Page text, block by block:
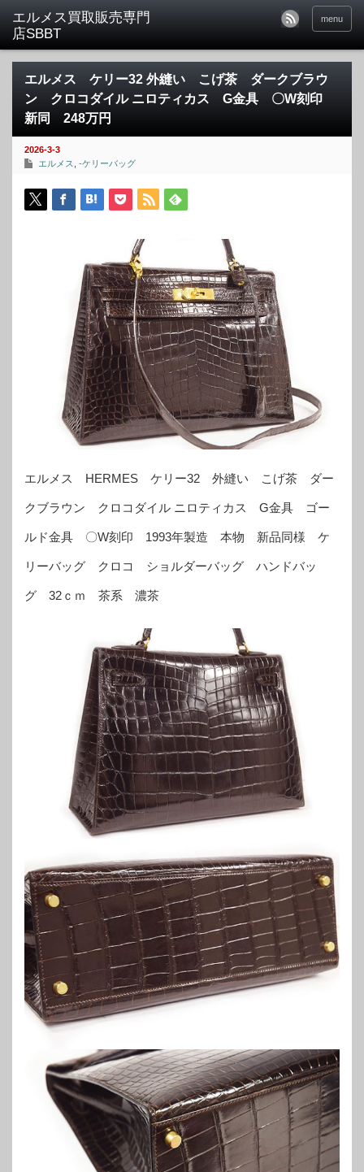
menu
エルメス ケリー32 外縫い こげ茶 ダークブラウ
ン クロコダイル ニロティカス G金具 〇W刻印
新同 248万円
2026-3-3
エルメス
-ケリーバッグ
エルメス HERMES ケリー32 外縫い こげ茶 ダー
クブラウン クロコダイル ニロティカス G金具 ゴー
ルド金具 〇W刻印 1993年製造 本物 新品同様 ケ
リーバッグ クロコ ショルダーバッグ ハンドバッ
グ 32ｃｍ 茶系 濃茶